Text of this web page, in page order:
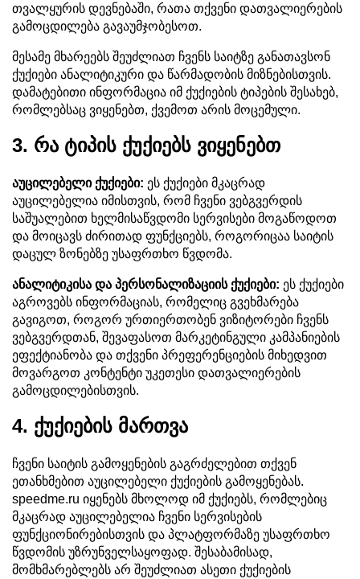
თვალყურის დევნებაში, რათა თქვენი დათვალიერების
გამოცდილება გავაუმჯობესოთ.
მესამე მხარეებს შეუძლიათ ჩვენს საიტზე განათავსონ
ქუქიები ანალიტიკური და წარმადობის მიზნებისთვის.
დამატებითი ინფორმაცია იმ ქუქიების ტიპების შესახებ,
რომლებსაც ვიყენებთ, ქვემოთ არის მოცემული.
3. რა ტიპის ქუქიებს ვიყენებთ
აუცილებელი ქუქიები: ეს ქუქიები მკაცრად
აუცილებელია იმისთვის, რომ ჩვენი ვებგვერდის
საშუალებით ხელმისაწვდომი სერვისები მოგაწოდოთ
და მოიცავს ძირითად ფუნქციებს, როგორიცაა საიტის
დაცულ ზონებზე უსაფრთხო წვდომა.
ანალიტიკისა და პერსონალიზაციის ქუქიები: ეს ქუქიები
აგროვებს ინფორმაციას, რომელიც გვეხმარება
გავიგოთ, როგორ ურთიერთობენ ვიზიტორები ჩვენს
ვებგვერდთან, შევაფასოთ მარკეტინგული კამპანიების
ეფექტიანობა და თქვენი პრეფერენციების მიხედვით
მოვარგოთ კონტენტი უკეთესი დათვალიერების
გამოცდილებისთვის.
4. ქუქიების მართვა
ჩვენი საიტის გამოყენების გაგრძელებით თქვენ
ეთანხმებით აუცილებელი ქუქიების გამოყენებას.
speedme.ru იყენებს მხოლოდ იმ ქუქიებს, რომლებიც
მკაცრად აუცილებელია ჩვენი სერვისების
ფუნქციონირებისთვის და პლატფორმაზე უსაფრთხო
წვდომის უზრუნველსაყოფად. შესაბამისად,
მომხმარებლებს არ შეუძლიათ ასეთი ქუქიების